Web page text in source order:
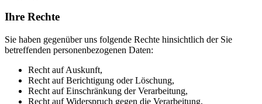
Ihre Rechte
Sie haben gegenüber uns folgende Rechte hinsichtlich der Sie
betreffenden personenbezogenen Daten:
Recht auf Auskunft,
Recht auf Berichtigung oder Löschung,
Recht auf Einschränkung der Verarbeitung,
Recht auf Widerspruch gegen die Verarbeitung,